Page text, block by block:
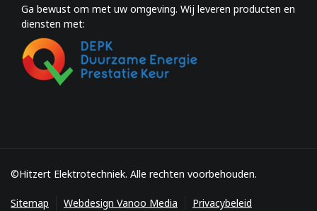
Ga bewust om met uw omgeving. Wij leveren producten en
diensten met:
©Hitzert Elektrotechniek. Alle rechten voorbehouden.
Sitemap Webdesign Vanoo Media Privacybeleid